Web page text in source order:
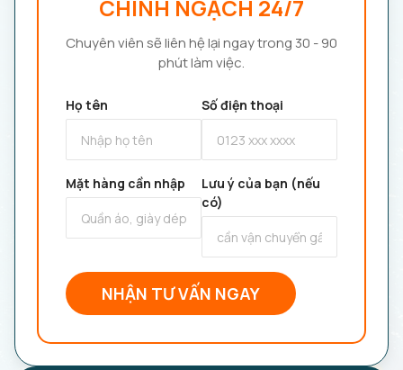
CHÍNH NGẠCH 24/7
Chuyên viên sẽ liên hệ lại ngay trong 30 - 90
phút làm việc.
Họ tên Số điện thoại
Mặt hàng cần nhập
Lưu ý của bạn (nếu
có)
NHẬN TƯ VẤN NGAY